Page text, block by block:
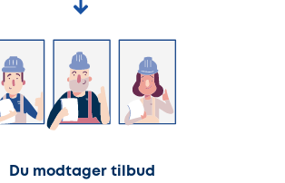
Du modtager tilbud